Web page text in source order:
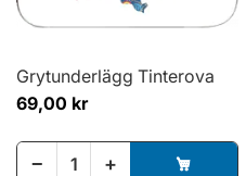
Grytunderlägg Tinterova
69,00 kr
− +